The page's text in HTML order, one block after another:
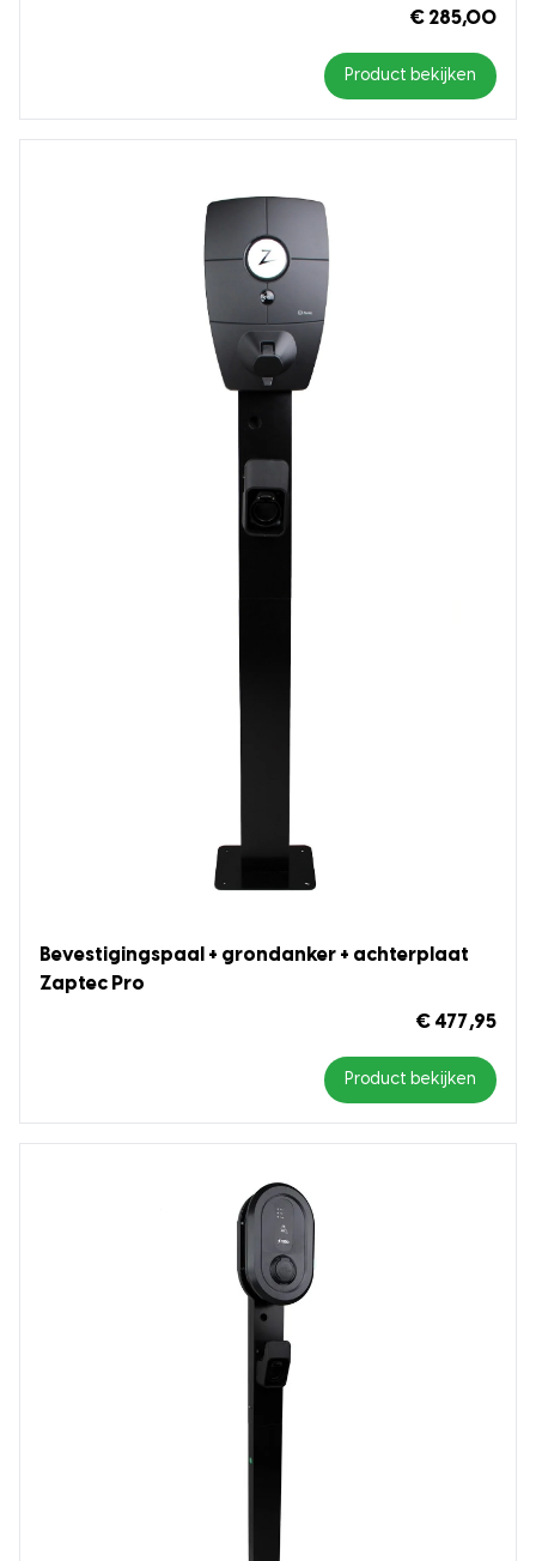
€ 285,00
Product bekijken
Bevestigingspaal + grondanker + achterplaat
Zaptec Pro
€ 477,95
Product bekijken